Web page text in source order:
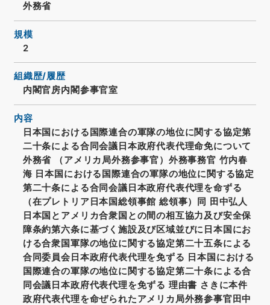
外務省
規模
2
組織歴/履歴
内閣官房内閣参事官室
内容
日本国における国際連合の軍隊の地位に関する協定第
二十条による合同会議日本政府代表代理命免について
外務省 （アメリカ局外務参事官）外務事務官 竹内春
海 日本国における国際連合の軍隊の地位に関する協定
第二十条による合同会議日本政府代表代理を命ずる
（在プレトリア日本国総領事館 総領事）同 田中弘人
日本国とアメリカ合衆国との間の相互協力及び安全保
障条約第六条に基づく施設及び区域並びに日本国にお
ける合衆国軍隊の地位に関する協定第二十五条による
合同委員会日本政府代表代理を免ずる 日本国における
国際連合の軍隊の地位に関する協定第二十条による合
同会議日本政府代表代理を免ずる 理由書 さきに本件
政府代表代理を命ぜられたアメリカ局外務参事官田中